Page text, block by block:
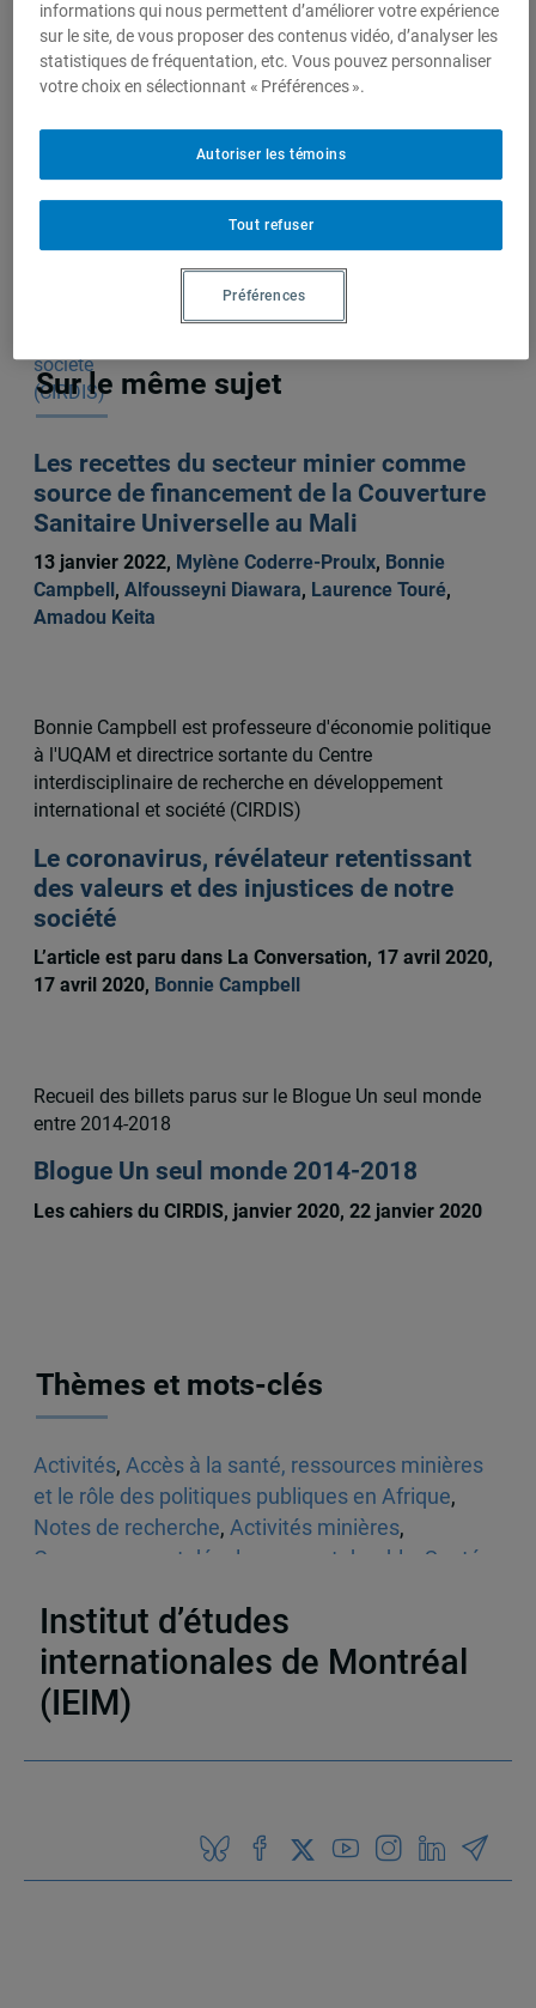
Produit par
Centre
interdisciplinaire
de recherche en
développement
international et
Sur le même sujet
Les recettes du secteur minier comme
source de financement de la Couverture
Sanitaire Universelle au Mali
13 janvier 2022, Mylène Coderre-Proulx, Bonnie
Campbell, Alfousseyni Diawara, Laurence Touré,
Amadou Keita
Bonnie Campbell est professeure d'économie politique
à l'UQAM et directrice sortante du Centre
interdisciplinaire de recherche en développement
international et société (CIRDIS)
Le coronavirus, révélateur retentissant
des valeurs et des injustices de notre
société
L’article est paru dans La Conversation, 17 avril 2020,
17 avril 2020, Bonnie Campbell
Recueil des billets parus sur le Blogue Un seul monde
entre 2014-2018
Blogue Un seul monde 2014-2018
Les cahiers du CIRDIS, janvier 2020, 22 janvier 2020
Thèmes et mots-clés
Activités, Accès à la santé, ressources minières
et le rôle des politiques publiques en Afrique,
Notes de recherche, Activités minières,
Gouvernance et développement durable
Santé
Institut d’études
internationales de Montréal
(IEIM)
informations qui nous permettent d’améliorer votre expérience
sur le site, de vous proposer des contenus vidéo, d’analyser les
statistiques de fréquentation, etc. Vous pouvez personnaliser
votre choix en sélectionnant « Préférences ».
Tout refuser
Autoriser les témoins
Préférences